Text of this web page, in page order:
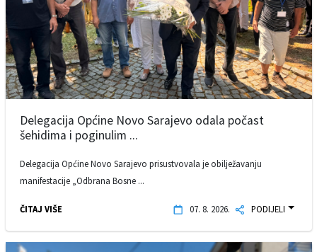
Delegacija Općine Novo Sarajevo odala počast
šehidima i poginulim ...
Delegacija Općine Novo Sarajevo prisustvovala je obilježavanju
manifestacije „Odbrana Bosne ...
ČITAJ VIŠE 07. 8. 2026. PODIJELI